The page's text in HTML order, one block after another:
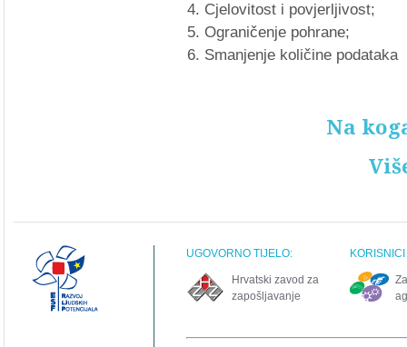
Cjelovitost i povjerljivost;
Ograničenje pohrane;
Smanjenje količine podataka
Na
UGOVORNO TIJELO:
Hrvatski zavod za
zapošljavanje